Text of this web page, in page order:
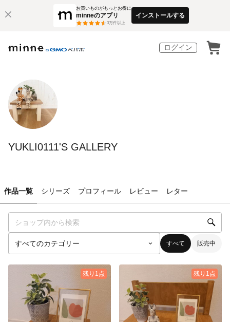
お買いものがもっとお得に
minneのアプリ
3万件以上
インストールする
ログイン
YUKLI0111'S GALLERY
作品一覧 シリーズ プロフィール レビュー レター
すべて 販売中
残り1点 残り1点